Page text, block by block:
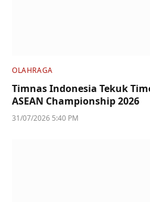
OLAHRAGA
Timnas Indonesia Tekuk
ASEAN Championship 2026
31/07/2026 5:40 PM